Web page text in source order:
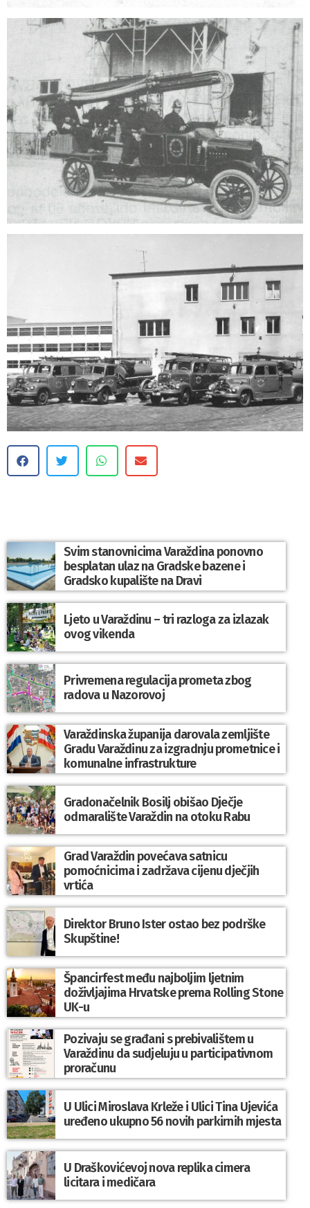
Svim stanovnicima Varaždina ponovno
besplatan ulaz na Gradske bazene i
Gradsko kupalište na Dravi
Ljeto u Varaždinu – tri razloga za izlazak
ovog vikenda
Privremena regulacija prometa zbog
radova u Nazorovoj
Varaždinska županija darovala zemljište
Gradu Varaždinu za izgradnju prometnice i
komunalne infrastrukture
Gradonačelnik Bosilj obišao Dječje
odmaralište Varaždin na otoku Rabu
Grad Varaždin povećava satnicu
pomoćnicima i zadržava cijenu dječjih
vrtića
Direktor Bruno Ister ostao bez podrške
Skupštine!
Špancirfest među najboljim ljetnim
doživljajima Hrvatske prema Rolling Stone
UK-u
Pozivaju se građani s prebivalištem u
Varaždinu da sudjeluju u participativnom
proračunu
U Ulici Miroslava Krleže i Ulici Tina Ujevića
uređeno ukupno 56 novih parkirnih mjesta
U Draškovićevoj nova replika cimera
licitara i medičara